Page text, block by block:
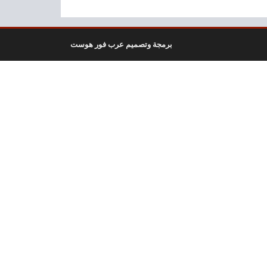
برمجة وتصميم عرب فور هوست